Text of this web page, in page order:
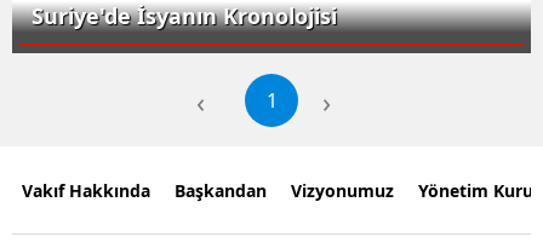
Suriye'de İsyanın Kronolojisi
‹ 1 ›
Vakıf Hakkında Başkandan Vizyonumuz Yönetim